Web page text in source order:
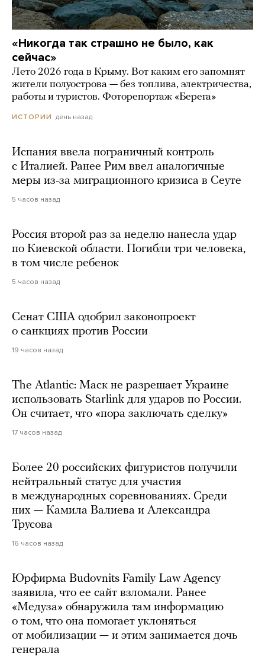
«Никогда так страшно не было, как
сейчас»
Лето 2026 года в Крыму. Вот каким его запомнят
жители полуострова — без топлива, электричества,
работы и туристов. Фоторепортаж «Берега»
ИСТОРИИ день назад
Испания ввела пограничный контроль
с Италией. Ранее Рим ввел аналогичные
меры из-за миграционного кризиса в Сеуте
5 часов назад
Россия второй раз за неделю нанесла удар
по Киевской области. Погибли три человека,
в том числе ребенок
5 часов назад
Сенат США одобрил законопроект
о санкциях против России
19 часов назад
The Atlantic: Маск не разрешает Украине
использовать Starlink для ударов по России.
Он считает, что «пора заключать сделку»
17 часов назад
Более 20 российских фигуристов получили
нейтральный статус для участия
в международных соревнованиях. Среди
них — Камила Валиева и Александра
Трусова
16 часов назад
Юрфирма Budovnits Family Law Agency
заявила, что ее сайт взломали. Ранее
«Медуза» обнаружила там информацию
о том, что она помогает уклоняться
от мобилизации — и этим занимается дочь
генерала